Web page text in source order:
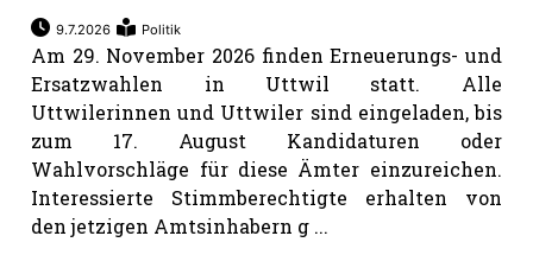
Veranstaltungen
Erlebnisführer
App
9.7.2026 Politik
Am 29. November 2026 finden Erneuerungs- und
Ersatzwahlen in Uttwil statt. Alle
Uttwilerinnen und Uttwiler sind eingeladen, bis
zum 17. August Kandidaturen oder
Wahlvorschläge für diese Ämter einzureichen.
Interessierte Stimmberechtigte erhalten von
den jetzigen Amtsinhabern g ...